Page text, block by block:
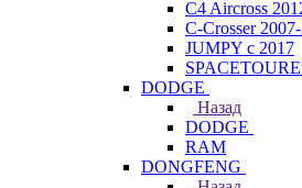
C4 Aircross
C-Crosser
JUMPY с 2017
DODGE
Назад
DODGE
RAM
DONGFENG